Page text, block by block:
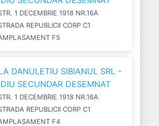
1 DECEMBRIE 1918 NR.16A
REPUBLICII CORP C1
F5
DANULETIU SIBIANUL SRL -
SECUNDAR DESEMNAT
1 DECEMBRIE 1918 NR.16A
REPUBLICII CORP C1
F4